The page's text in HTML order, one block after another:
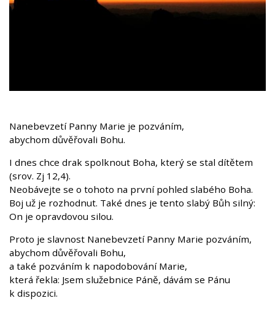
Nanebevzetí Panny Marie je pozváním,
abychom důvěřovali Bohu.
I dnes chce drak spolknout Boha, který se stal dítětem
(srov. Zj 12,4).
Neobávejte se o tohoto na první pohled slabého Boha.
Boj už je rozhodnut. Také dnes je tento slabý Bůh silný:
On je opravdovou silou.
Proto je slavnost Nanebevzetí Panny Marie pozváním,
abychom důvěřovali Bohu,
a také pozváním k napodobování Marie,
která řekla: Jsem služebnice Páně, dávám se Pánu
k dispozici.